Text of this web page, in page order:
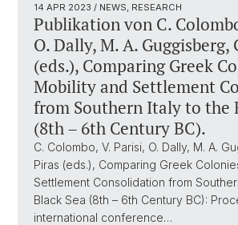
14 APR 2023 / NEWS, RESEARCH
Publikation von C.
O. Dally, M. A. Guggisberg,
(eds.), Comparing Greek
Mobility and Settlement
from Southern Italy to the
(8th – 6th Century BC).
C. Colombo, V. Parisi, O. Dally, M. A.
Piras (eds.), Comparing Greek
Settlement Consolidation from
Black Sea (8th – 6th Century BC):
international conference…